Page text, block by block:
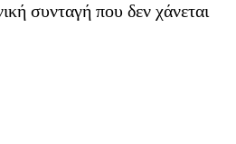
συνταγή που δεν χάνεται